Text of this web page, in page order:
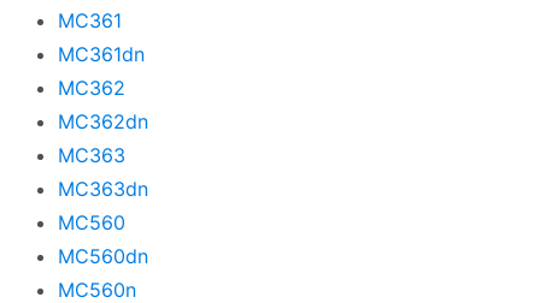
MC361
MC361dn
MC362
MC362dn
MC363
MC363dn
MC560
MC560dn
MC560n